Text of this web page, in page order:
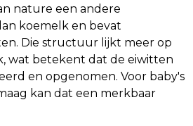
nature een andere
koemelk en bevat
Die structuur lijkt meer op
wat betekent dat de eiwitten
en opgenomen. Voor baby's
kan dat een merkbaar